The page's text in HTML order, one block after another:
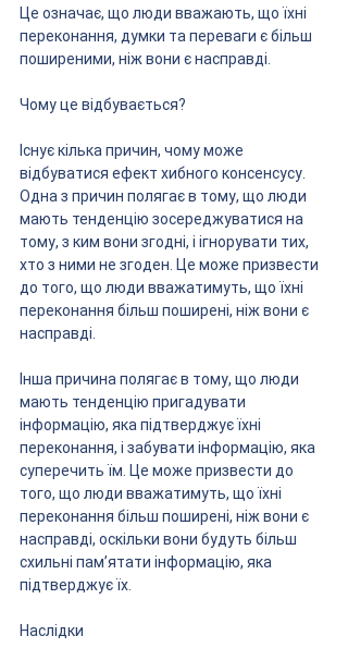
Це означає, що люди вважають, що їхні
переконання, думки та переваги є більш
поширеними, ніж вони є насправді.
Чому це відбувається?
Існує кілька причин, чому може
відбуватися ефект хибного консенсусу.
Одна з причин полягає в тому, що люди
мають тенденцію зосереджуватися на
тому, з ким вони згодні, і ігнорувати тих,
хто з ними не згоден. Це може призвести
до того, що люди вважатимуть, що їхні
переконання більш поширені, ніж вони є
насправді.
Інша причина полягає в тому, що люди
мають тенденцію пригадувати
інформацію, яка підтверджує їхні
переконання, і забувати інформацію, яка
суперечить їм. Це може призвести до
того, що люди вважатимуть, що їхні
переконання більш поширені, ніж вони є
насправді, оскільки вони будуть більш
схильні пам’ятати інформацію, яка
підтверджує їх.
Наслідки